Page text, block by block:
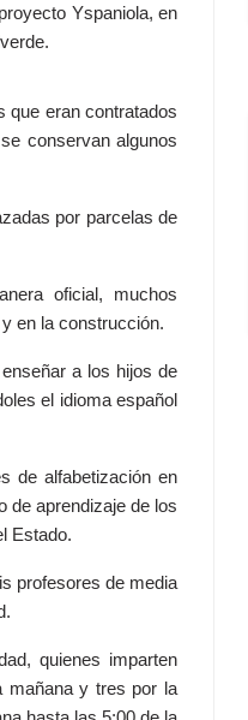
Yspaniola, en
que eran contratados
conservan algunos
por parcelas de
oficial, muchos
en la construcción.
a los hijos de
el idioma español
de alfabetización en
de aprendizaje de los
Estado.
profesores de media
quienes imparten
mañana y tres por la